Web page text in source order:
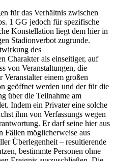
für das Verhältnis zwischen
1 GG jedoch für spezifische
Konstellation liegt dem hier in
Stadionverbot zugrunde.
des
Charakter als einseitiger, auf
von Veranstaltungen, die
Veranstalter einem großen
geöffnet werden und der für die
über die Teilnahme am
Indem ein Privater eine solche
ihm von Verfassungs wegen
Er darf seine hier aus
Fällen möglicherweise aus
Überlegenheit – resultierende
bestimmte Personen ohne